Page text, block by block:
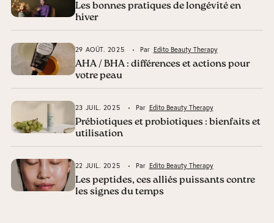
Les bonnes pratiques de longévité en
hiver
29 AOÛT. 2025 Par Edito Beauty Therapy
AHA / BHA : différences et actions pour
votre peau
23 JUIL. 2025 Par Edito Beauty Therapy
Prébiotiques et probiotiques : bienfaits et
utilisation
22 JUIL. 2025 Par Edito Beauty Therapy
Les peptides, ces alliés puissants contre
les signes du temps